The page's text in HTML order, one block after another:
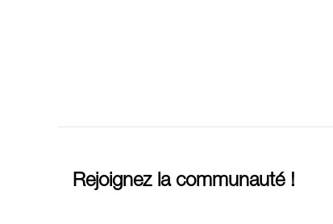
Rejoignez la communauté !